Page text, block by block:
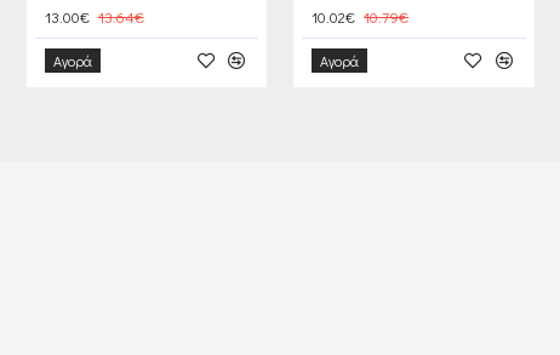
13.00€ 13.64€
Αγορά
10.02€ 10.79€
Αγορά